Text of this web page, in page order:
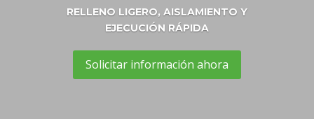
RELLENO LIGERO, AISLAMIENTO Y
EJECUCIÓN RÁPIDA
Solicitar información ahora